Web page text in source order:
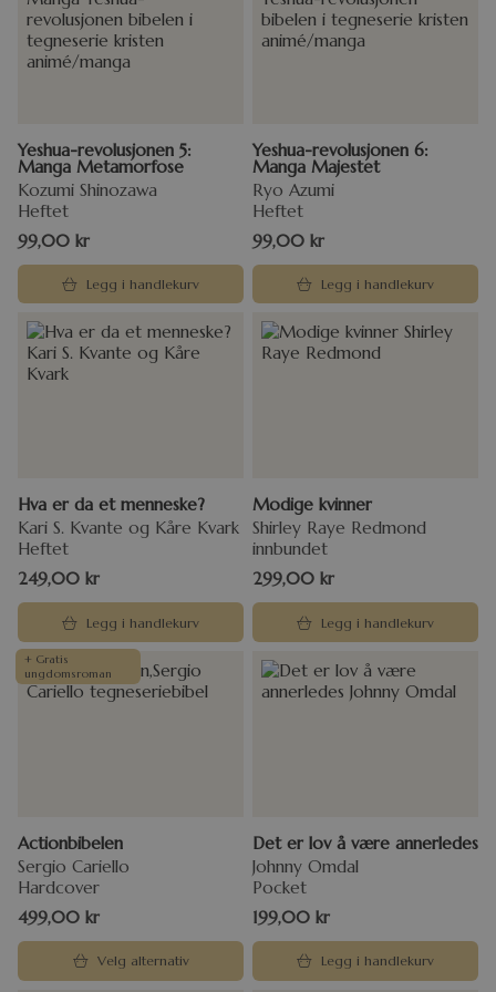
Yeshua-revolusjonen 5:
Manga Metamorfose
Kozumi Shinozawa
Heftet
99,00 kr
Legg i handlekurv
Yeshua-revolusjonen 6:
Manga Majestet
Ryo Azumi
Heftet
99,00 kr
Legg i handlekurv
Hva er da et menneske?
Kari S. Kvante og Kåre Kvark
Heftet
249,00 kr
Legg i handlekurv
Modige kvinner
Shirley Raye Redmond
innbundet
299,00 kr
Legg i handlekurv
+ Gratis
ungdomsroman
Actionbibelen
Sergio Cariello
Hardcover
499,00 kr
Velg alternativ
Det er lov å være annerledes
Johnny Omdal
Pocket
199,00 kr
Legg i handlekurv